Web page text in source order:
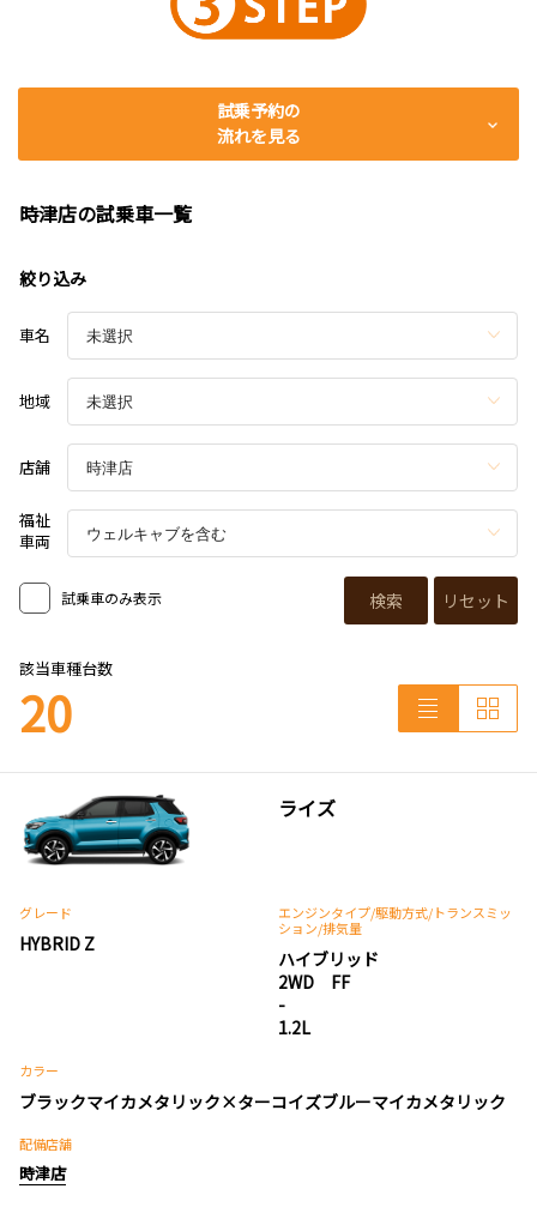
試乗予約の
流れを見る
時津店の試乗車一覧
絞り込み
車名
地域
店舗
福祉
車両
試乗車のみ表示 検索 リセット
該当車種台数
20
ライズ
グレード
HYBRID Z
エンジンタイプ/駆動方式/トランスミッ
ション/排気量
ハイブリッド
2WD FF
-
1.2L
カラー
ブラックマイカメタリック×ターコイズブルーマイカメタリック
配備店舗
時津店